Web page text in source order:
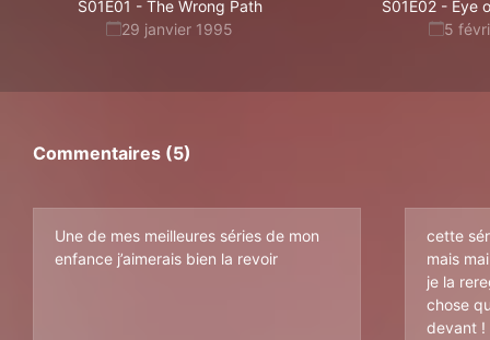
S01E01 - The Wrong Path
29 janvier 1995
S01E02 - Eye
5
Commentaires (5)
Une de mes meilleures séries de mon
enfance j’aimerais bien la revoir
cette
mais
je la
chose
devant !